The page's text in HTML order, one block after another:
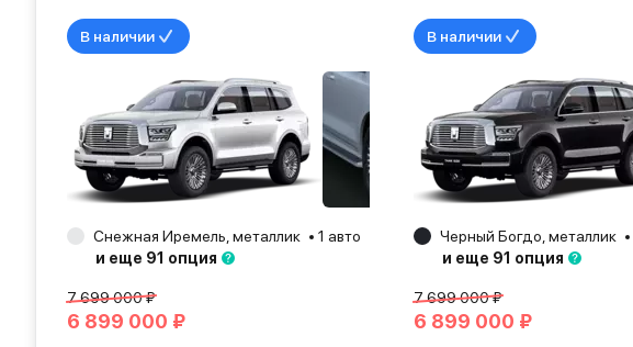
В наличии
Снежная Иремель, металлик 1 авто Краснодар
2026
и еще 91 опция
7 699 000 ₽
6 899 000 ₽
В наличии
Черный Богдо, металлик
и еще 91 опция
7 699 000 ₽
6 899 000 ₽